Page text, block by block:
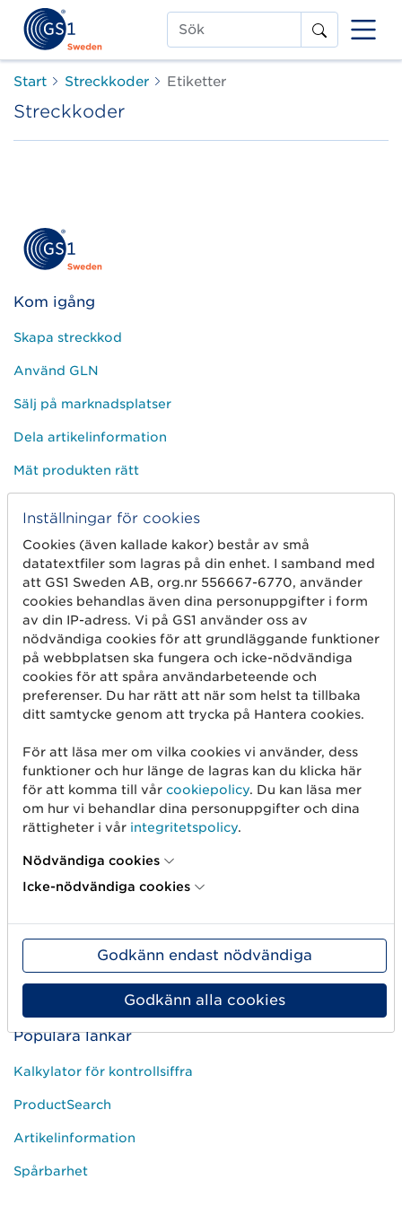
Sök
Start Streckkoder Etiketter
Streckkoder
Kom igång
Skapa streckkod
Använd GLN
Sälj på marknadsplatser
Dela artikelinformation
Mät produkten rätt
Om oss
Det här är vi
GS1-standarder
Användargrupper
Jobba hos oss
Kontakta oss
Press och media
Kundservice
Kom igång-guider
Driftinformation
Prislistor
Populära länkar
Kalkylator för kontrollsiffra
ProductSearch
Artikelinformation
Spårbarhet
Inställningar för cookies
Cookies (även kallade kakor) består av små
datatextfiler som lagras på din enhet. I samband med
att GS1 Sweden AB, org.nr 556667-6770, använder
cookies behandlas även dina personuppgifter i form
av din IP-adress. Vi på GS1 använder oss av
nödvändiga cookies för att grundläggande funktioner
på webbplatsen ska fungera och icke-nödvändiga
cookies för att spåra användarbeteende och
preferenser. Du har rätt att när som helst ta tillbaka
ditt samtycke genom att trycka på Hantera cookies.
För att läsa mer om vilka cookies vi använder, dess
funktioner och hur länge de lagras kan du klicka här
för att komma till vår cookiepolicy. Du kan läsa mer
om hur vi behandlar dina personuppgifter och dina
rättigheter i vår integritetspolicy.
Nödvändiga cookies
Icke-nödvändiga cookies
Godkänn endast nödvändiga
Godkänn alla cookies